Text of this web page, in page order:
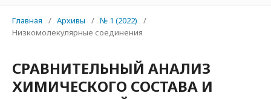
Главная / Архивы / № 1 (2022)
/
Низкомолекулярные соединения
СРАВНИТЕЛЬНЫЙ АНАЛИЗ
ХИМИЧЕСКОГО СОСТАВА И